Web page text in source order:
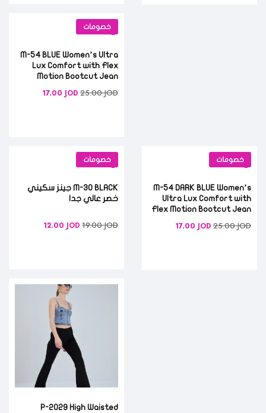
خصومات
M-54 BLUE Women’s Ultra
Lux Comfort with Flex
Motion Bootcut Jean
25.00JOD
17.00 JOD
خصومات
M-54 DARK BLUE Women’s
Ultra Lux Comfort with
Flex Motion Bootcut Jean
25.00JOD
17.00 JOD
خصومات
M-30 BLACK جينز سكيني
خصر عالي جدا
19.00JOD
12.00 JOD
P-2029 High Waisted